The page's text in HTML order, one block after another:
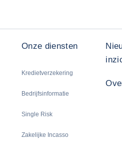
Onze diensten
Kredietverzekering
Bedrijfsinformatie
Single Risk
Zakelijke Incasso